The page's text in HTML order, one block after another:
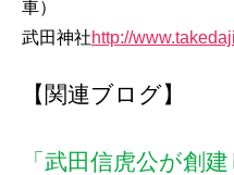
車）
武田神社http://
【関連ブログ】
「武田信虎公が創